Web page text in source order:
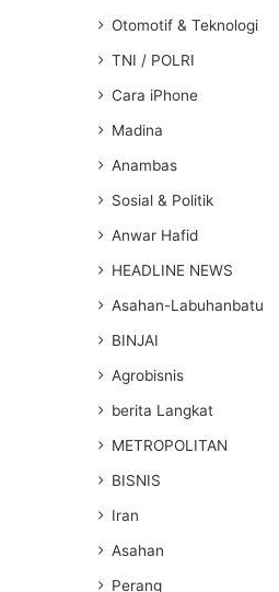
Otomotif & Teknologi
TNI / POLRI
Cara iPhone
Madina
Anambas
Sosial & Politik
Anwar Hafid
HEADLINE NEWS
Asahan-Labuhanbatu
BINJAI
Agrobisnis
berita Langkat
METROPOLITAN
BISNIS
Iran
Asahan
Perang